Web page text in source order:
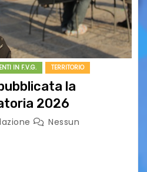
IN F.V.G. TERRITORIO
la
2026
Nessun